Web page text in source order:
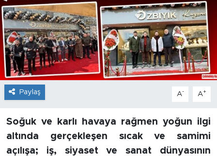
Paylaş A- A+
Soğuk ve karlı havaya rağmen yoğun ilgi
altında gerçekleşen sıcak ve samimi
açılışa; iş, siyaset ve sanat dünyasının